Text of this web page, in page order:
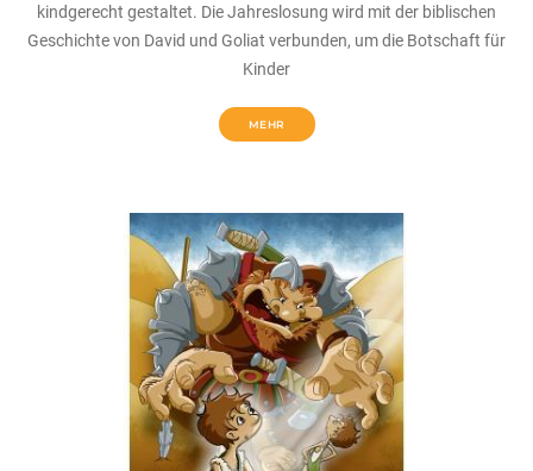
kindgerecht gestaltet. Die Jahreslosung wird mit der biblischen
Geschichte von David und Goliat verbunden, um die Botschaft für
Kinder
MEHR